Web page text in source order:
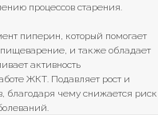
процессов старения.
пиперин, который помогает
пищеварение, и также обладает
активность
ЖКТ. Подавляет рост и
благодаря чему снижается риск